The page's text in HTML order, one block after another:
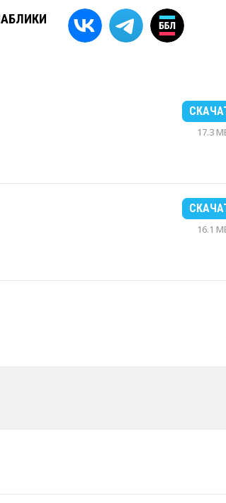
17.3
16.1